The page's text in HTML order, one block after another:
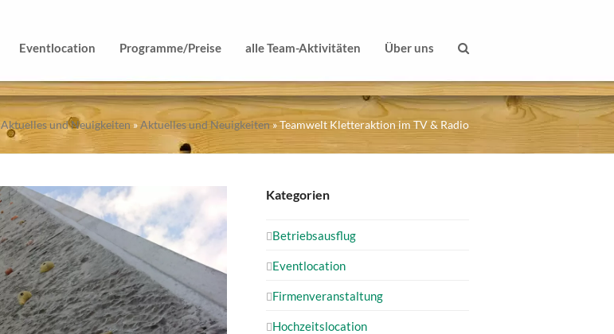
Eventlocation Programme/Preise alle Team-Aktivitäten Über uns
Aktuelles und Neuigkeiten »Aktuelles und Neuigkeiten »Teamwelt Kletteraktion im TV & Radio
Kategorien
Betriebsausflug
Eventlocation
Firmenveranstaltung
Hochzeitslocation